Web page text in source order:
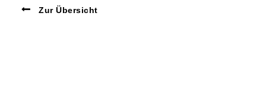
Zur Übersicht